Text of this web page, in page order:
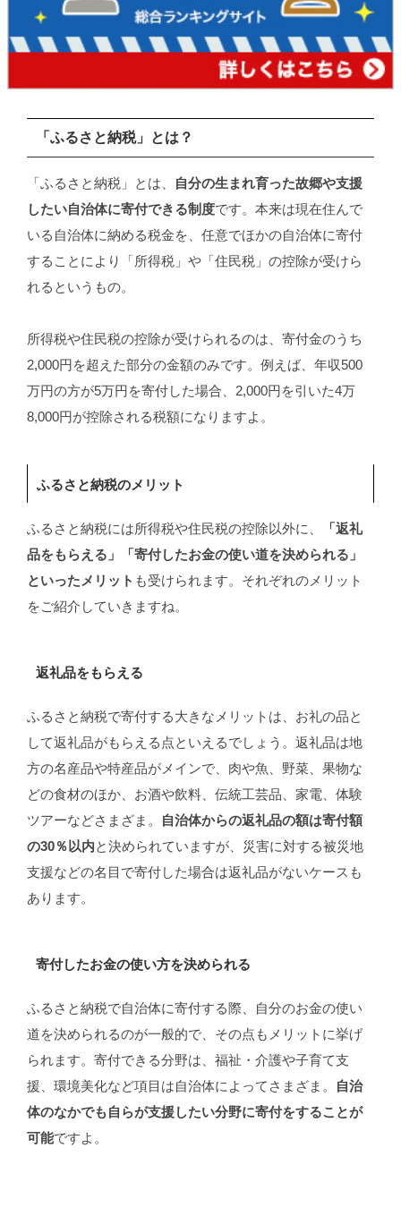
「ふるさと納税」とは？
「ふるさと納税」とは、
自分の生まれ育った故郷や支援
したい自治体に寄付できる制度です。本来は現在住んで
いる自治体に納める税金を、任意でほかの自治体に寄付
することにより「所得税」や「住民税」の控除が受けら
れるというもの。
所得税や住民税の控除が受けられるのは、寄付金のうち
2,000円を超えた部分の金額のみです。例えば、年収500
万円の方が5万円を寄付した場合、2,000円を引いた4万
8,000円が控除される税額になりますよ。
ふるさと納税のメリット
ふるさと納税には所得税や住民税の控除以外に、
「返礼
品をもらえる」「寄付したお金の使い道を決められる」
といったメリット も受けられます。それぞれのメリット
をご紹介していきますね。
返礼品をもらえる
ふるさと納税で寄付する大きなメリットは、お礼の品と
して返礼品がもらえる点といえるでしょう。返礼品は地
方の名産品や特産品がメインで、肉や魚、野菜、果物な
どの食材のほか、お酒や飲料、伝統工芸品、家電、体験
ツアーなどさまざま。
自治体からの返礼品の額は寄付額
の30％以内と決められていますが、災害に対する被災地
支援などの名目で寄付した場合は返礼品がないケースも
あります。
寄付したお金の使い方を決められる
ふるさと納税で自治体に寄付する際、自分のお金の使い
道を決められるのが一般的で、その点もメリットに挙げ
られます。寄付できる分野は、福祉・介護や子育て支
援、環境美化など項目は自治体によってさまざま。
自治
体のなかでも自らが支援したい分野に寄付をすることが
可能ですよ。